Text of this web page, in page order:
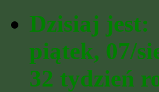
Dzisiaj jest:
piątek, 07/
32 tydzień